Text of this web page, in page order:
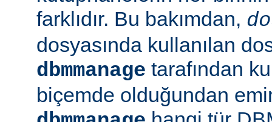
farklıdır. Bu bakımdan,
dosyasında kullanılan
dbmmanage tarafından
biçemde olduğundan